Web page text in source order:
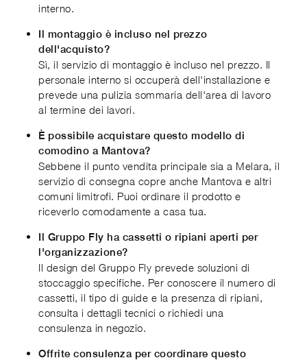
interno.
Il montaggio è incluso nel prezzo
dell'acquisto?
Sì, il servizio di montaggio è incluso nel prezzo. Il
personale interno si occuperà dell'installazione e
prevede una pulizia sommaria dell'area di lavoro
al termine dei lavori.
È possibile acquistare questo modello di
comodino a Mantova?
Sebbene il punto vendita principale sia a Melara, il
servizio di consegna copre anche Mantova e altri
comuni limitrofi. Puoi ordinare il prodotto e
riceverlo comodamente a casa tua.
Il Gruppo Fly ha cassetti o ripiani aperti per
l'organizzazione?
Il design del Gruppo Fly prevede soluzioni di
stoccaggio specifiche. Per conoscere il numero di
cassetti, il tipo di guide e la presenza di ripiani,
consulta i dettagli tecnici o richiedi una
consulenza in negozio.
Offrite consulenza per coordinare questo